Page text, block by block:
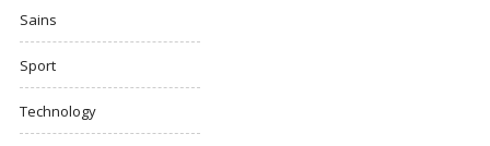
Sains
Sport
Technology